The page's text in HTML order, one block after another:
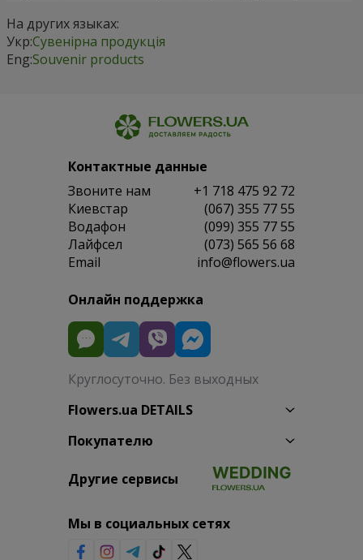
На других языках:
Укр:Сувенірна продукція
Eng:Souvenir products
Контактные данные
Звоните нам
+1 718 475 92 72
Киевстар
(067) 355 77 55
Водафон
(099) 355 77 55
Лайфсел
(073) 565 56 68
Email
info@flowers.ua
Онлайн поддержка
Круглосуточно. Без выходных
Flowers.ua DETAILS
Покупателю
Другие сервисы
Мы в социальных сетях